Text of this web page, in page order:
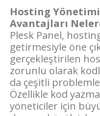
Hosting
Avantajları
Plesk Panel,
getirmesiyle öne
gerçekleştirilen
zorunlu olarak
da çeşitli
Özellikle kod
yöneticiler için